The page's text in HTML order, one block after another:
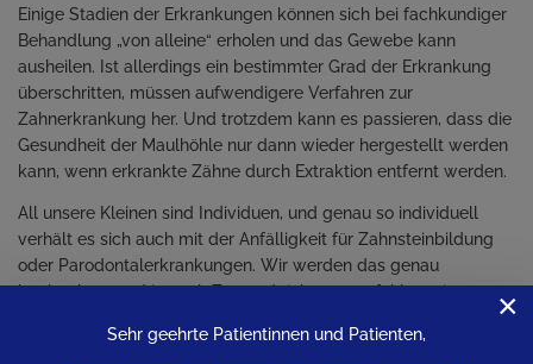
Einige Stadien der Erkrankungen können sich bei fachkundiger
Behandlung „von alleine“ erholen und das Gewebe kann
ausheilen. Ist allerdings ein bestimmter Grad der Erkrankung
überschritten, müssen aufwendigere Verfahren zur
Zahnerkrankung her. Und trotzdem kann es passieren, dass die
Gesundheit der Maulhöhle nur dann wieder hergestellt werden
kann, wenn erkrankte Zähne durch Extraktion entfernt werden.
All unsere Kleinen sind Individuen, und genau so individuell
verhält es sich auch mit der Anfälligkeit für Zahnsteinbildung
oder Parodontalerkrankungen. Wir werden das genau
beobachten und je nach Zustand richten empfehlen wir
Zahnreinigung.
×
Sehr geehrte Patientinnen und Patienten,